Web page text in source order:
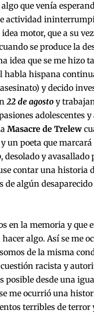
que venía
actividad
motor, que a su
se produce la
idea que se me hizo
hispana
y decido
22 de agostoy
adolescentes
Masacre de Trelew
un poeta que marcará
, desolado y
contar una historia
algún
en la memoria y que
algo. Así se me
de la misma
racista y
desde una
me ocurrió una
terribles de terror